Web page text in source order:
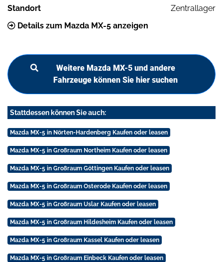
Standort
Zentrallager
Details zum Mazda MX-5 anzeigen
Weitere Mazda MX-5 und andere
Fahrzeuge können Sie hier suchen
Stattdessen können Sie auch:
Mazda MX-5 in Nörten-Hardenberg Kaufen oder leasen
Mazda MX-5 in Großraum Northeim Kaufen oder leasen
Mazda MX-5 in Großraum Göttingen Kaufen oder leasen
Mazda MX-5 in Großraum Osterode Kaufen oder leasen
Mazda MX-5 in Großraum Uslar Kaufen oder leasen
Mazda MX-5 in Großraum Hildesheim Kaufen oder leasen
Mazda MX-5 in Großraum Kassel Kaufen oder leasen
Mazda MX-5 in Großraum Einbeck Kaufen oder leasen